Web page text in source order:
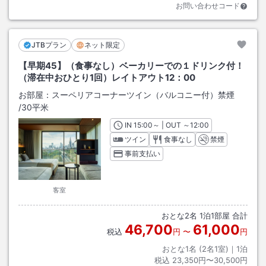
お問い合わせコード
JTBプラン ネット限定
【早期45】（食事なし）ベーカリーでの１ドリンク付！
（滞在中おひとり1回）レイトアウト12：00
お部屋： スーペリアコーナーツイン（バルコニー付）禁煙
/30平米
客室
INチェックイン
15:00 ～ | OUT チェックアウト
～12:00
ツイン
食事なし
禁煙
事前支払い
おとな2名 1泊1部屋 合計
税込 46,700円 〜 61,000円
おとな1名 (2名1室)｜ 1泊
税込 23,350円〜30,500円